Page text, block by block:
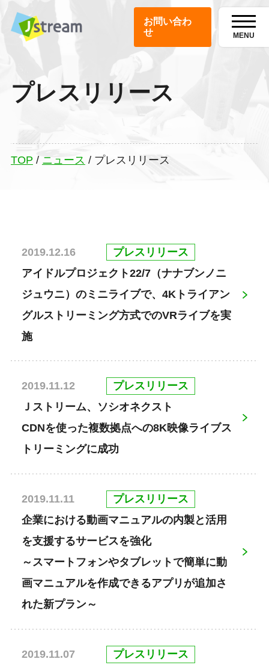
お問い合わ
せ
MENU
プレスリリース
TOP / ニュース / プレスリリース
2019.12.16
プレスリリース
アイドルプロジェクト22/7（ナナブンノニ
ジュウニ）のミニライブで、4Kトライアン
グルストリーミング方式でのVRライブを実
施
2019.11.12
プレスリリース
Ｊストリーム、ソシオネクスト
CDNを使った複数拠点への8K映像ライブス
トリーミングに成功
2019.11.11
プレスリリース
企業における動画マニュアルの内製と活用
を支援するサービスを強化
～スマートフォンやタブレットで簡単に動
画マニュアルを作成できるアプリが追加さ
れた新プラン～
2019.11.07
プレスリリース